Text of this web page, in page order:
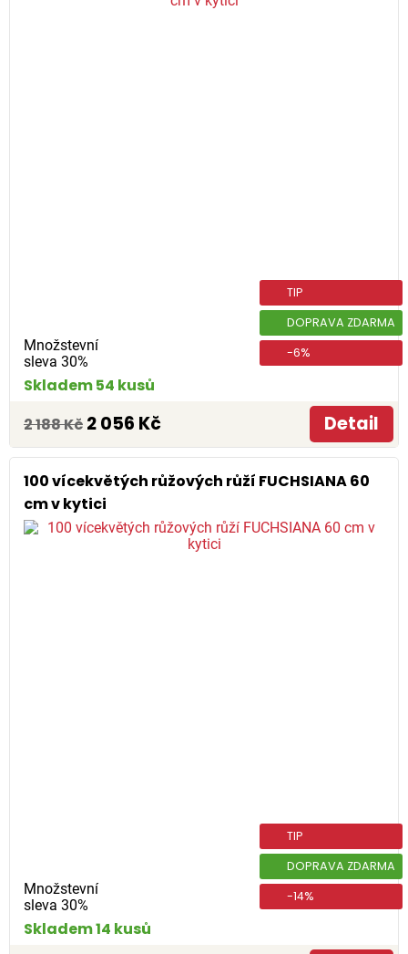
Množstevní
sleva 30%
TIP
DOPRAVA ZDARMA
-6%
Skladem 54 kusů
2 188 Kč 2 056 Kč Detail
100 vícekvětých růžových růží FUCHSIANA 60
cm v kytici
Množstevní
sleva 30%
TIP
DOPRAVA ZDARMA
-14%
Skladem 14 kusů